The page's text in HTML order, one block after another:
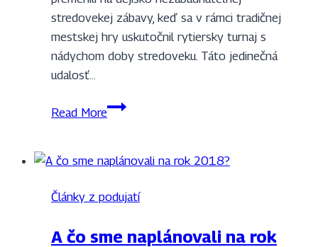
stredovekej zábavy, keď sa v rámci tradičnej
mestskej hry uskutočnil rytiersky turnaj s
nádychom doby stredoveku. Táto jedinečná
udalosť…
Read MoreZVEDavka
Články z podujatí
A čo sme naplánovali na rok